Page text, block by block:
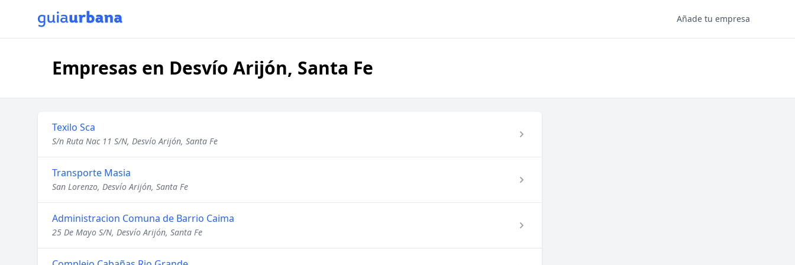
Añade tu empresa
Empresas en Desvío Arijón, Santa Fe
Texilo Sca
S/n Ruta Nac 11 S/N, Desvío Arijón, Santa Fe
Transporte Masia
San Lorenzo, Desvío Arijón, Santa Fe
Administracion Comuna de Barrio Caima
25 De Mayo S/N, Desvío Arijón, Santa Fe